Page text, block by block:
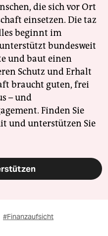
die sich vor Ort
einsetzen. Die taz
beginnt im
bundesweit
und baut einen
Schutz und Erhalt
braucht guten, frei
– und
Finden Sie
und unterstützen Sie
#Finanzaufsicht